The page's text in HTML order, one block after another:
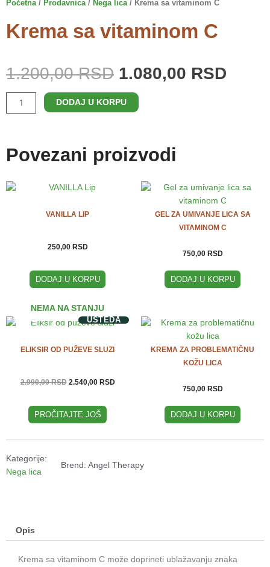
f
Početna/ Prodavnica/ Nega lica/ Krema sa vitaminom C
Krema sa vitaminom C
1.200,00RSD cena
je
bila:
1.200,00 RSD.
1.080,00 RSD
Krema
sa
količina
DODAJ U KORPU
Povezani proizvodi
VANILLA LIP
250,00 RSD
DODAJ U KORPU
GEL ZA UMIVANJE LICA SA
VITAMINOM C
750,00 RSD
DODAJ U KORPU
UŠTEDA
NEMA NA STANJU
ELIKSIR OD PUŽEVE SLUZI
2.990,00RSD
Originalna
cena
bila:
2.540,00 RSD
Trenutna
2.540,00 RSD.
PROČITAJTE JOŠ
KREMA ZA PROBLEMATIČNU
KOŽU LICA
750,00 RSD
DODAJ U KORPU
Kategorije:
Nega lica
Brend: Angel Therapy
Opis
Krema sa vitaminom C može doprineti ublažavanju znaka